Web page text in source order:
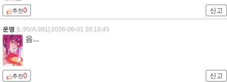
추천0 신고
운명 [L:95/A:381] 2026-06-01 20:10:45
음...
추천0 신고